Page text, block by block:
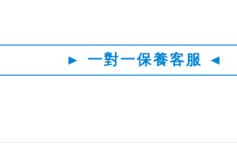
► 一對一保養客服 ◄